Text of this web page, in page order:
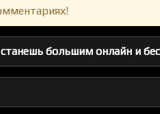
большим онлайн и